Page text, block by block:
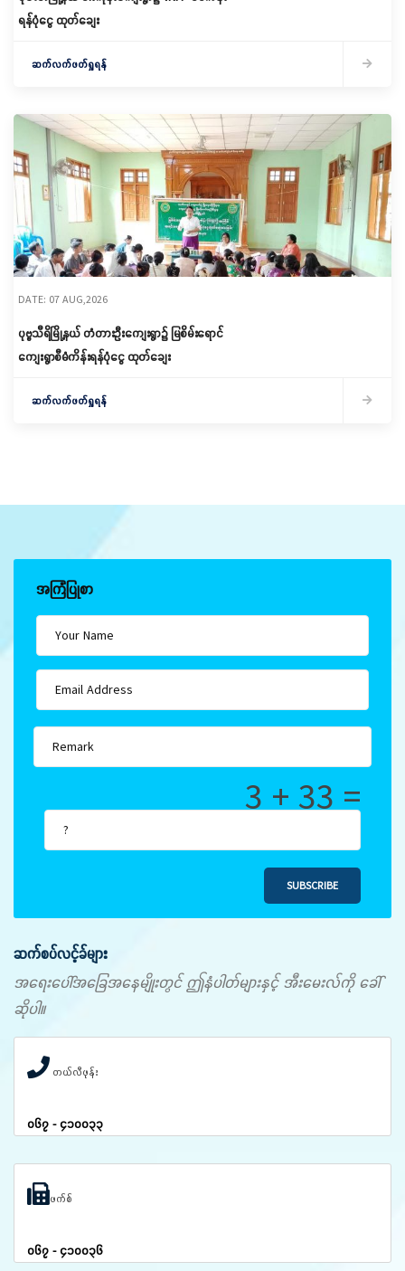
ရန်ပုံငွေ ထုတ်ချေး
ဆက်လက်ဖတ်ရှုရန်
DATE: 07 AUG,2026
ပုဗ္ဗသီရိမြို့နယ် တံတားဦးကျေးရွာ၌ မြစိမ်းရောင်
ကျေးရွာစီမံကိန်းရန်ပုံငွေ ထုတ်ချေး
ဆက်လက်ဖတ်ရှုရန်
အကြံပြုစာ
3 + 33 =
SUBSCRIBE
ဆက်စပ်လင့်ခ်များ
အရေးပေါ်အခြေအနေမျိုးတွင် ဤနံပါတ်များနှင့် အီးမေးလ်ကို ခေါ်
ဆိုပါ။
တယ်လီဖုန်း
၀၆၇ - ၄၁၀၀၃၃
ဖက်စ်
၀၆၇ - ၄၁၀၀၃၆